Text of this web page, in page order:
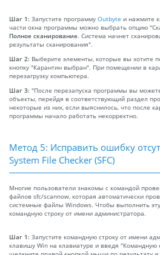
Шаг 1: Запустите программу Outbyte и нажмите
части окна программы можно выбрать опцию
Полное сканирование. Система начнет
результаты сканирования".
Шаг 2: Выберите элементы, которые вы хотите
кнопку "Карантин выбран". При помещении в
перезагрузку компьютера.
Шаг 3: "После перезапуска программы вы
объекты, перейдя в соответствующий раздел
некоторые из них, если выяснилось, что после
программы начало работать некорректно.
Метод 5: Исправить ошибку
System File Checker (SFC)
Многие пользователи знакомы с командой
файлов sfc/scannow, которая автоматически
системные файлы Windows. Чтобы выполнить
командную строку от имени администратора.
Шаг 1: Запустите командную строку от имени
клавишу Win на клавиатуре и введя "Командную